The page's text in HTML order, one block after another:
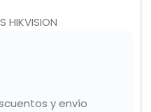
HIKVISION
y envío